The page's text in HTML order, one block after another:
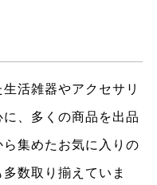
活雑器やアクセサリ
、多くの商品を出品
集めたお気に入りの
数取り揃えていま